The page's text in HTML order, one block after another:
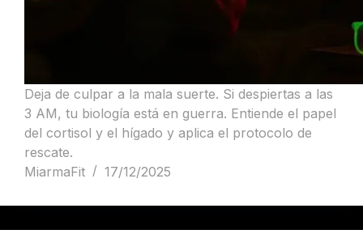
Deja de culpar a la mala suerte. Si despiertas a las
3 AM, tu biología está en guerra. Entiende el papel
del cortisol y el hígado y aplica el protocolo de
rescate.
MiarmaFit
17/12/2025